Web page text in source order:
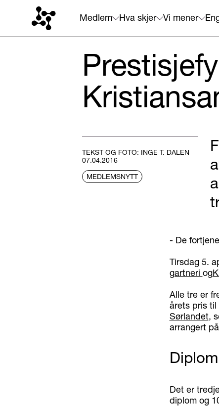
Medlem Hva skjer Vi mener
TEKST OG FOTO: INGE T. DALEN
07.04.2016
MEDLEMSNYTT
- De
Tirsdag 5.
gartneri og
Alle tre er
årets pris til
Sørlandet,
arrangert på
Det er
diplom og